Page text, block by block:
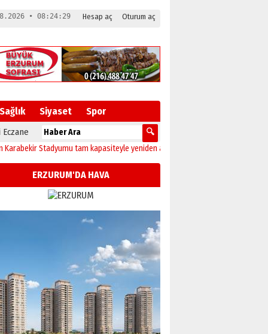
Hesap aç Oturum aç
• 08:24:30
Sağlık Siyaset Spor
Stadyumu tam kapasiteyle yeniden açılıyor!
ERZURUM'DA HAVA
Esat BİNDESEN
Başkan Sekmen’den Erzurum’a
bir vizyon proje daha!